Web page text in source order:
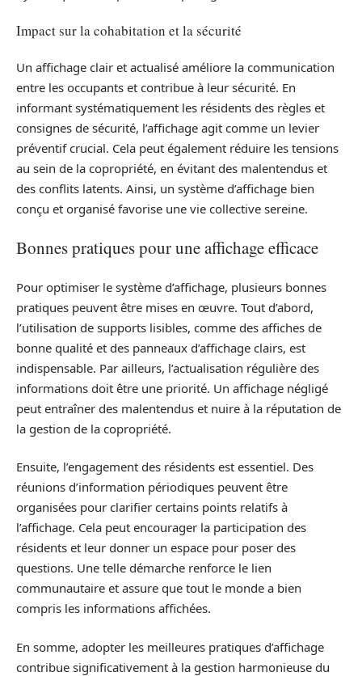
Impact sur la cohabitation et la sécurité
Un affichage clair et actualisé améliore la communication
entre les occupants et contribue à leur sécurité. En
informant systématiquement les résidents des règles et
consignes de sécurité, l’affichage agit comme un levier
préventif crucial. Cela peut également réduire les tensions
au sein de la copropriété, en évitant des malentendus et
des conflits latents. Ainsi, un système d’affichage bien
conçu et organisé favorise une vie collective sereine.
Bonnes pratiques pour une affichage efficace
Pour optimiser le système d’affichage, plusieurs bonnes
pratiques peuvent être mises en œuvre. Tout d’abord,
l’utilisation de supports lisibles, comme des affiches de
bonne qualité et des panneaux d’affichage clairs, est
indispensable. Par ailleurs, l’actualisation régulière des
informations doit être une priorité. Un affichage négligé
peut entraîner des malentendus et nuire à la réputation de
la gestion de la copropriété.
Ensuite, l’engagement des résidents est essentiel. Des
réunions d’information périodiques peuvent être
organisées pour clarifier certains points relatifs à
l’affichage. Cela peut encourager la participation des
résidents et leur donner un espace pour poser des
questions. Une telle démarche renforce le lien
communautaire et assure que tout le monde a bien
compris les informations affichées.
En somme, adopter les meilleures pratiques d’affichage
contribue significativement à la gestion harmonieuse du